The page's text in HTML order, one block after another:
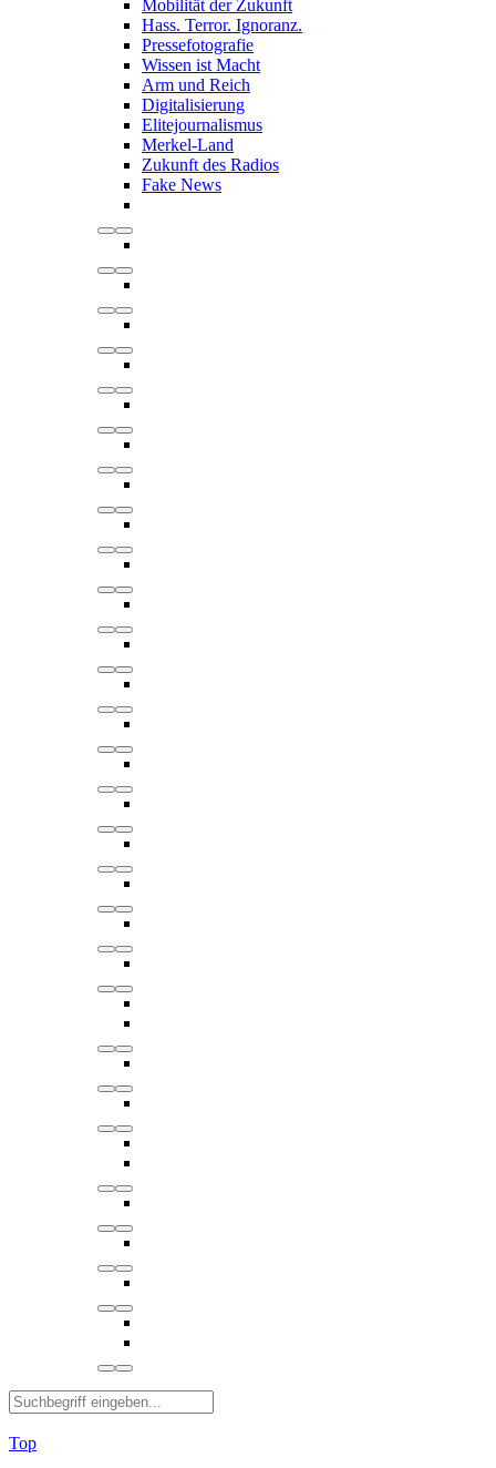
Mobilität der Zukunft
Hass. Terror. Ignoranz.
Pressefotografie
Wissen ist Macht
Arm und Reich
Digitalisierung
Elitejournalismus
Merkel-Land
Zukunft des Radios
Fake News
Top